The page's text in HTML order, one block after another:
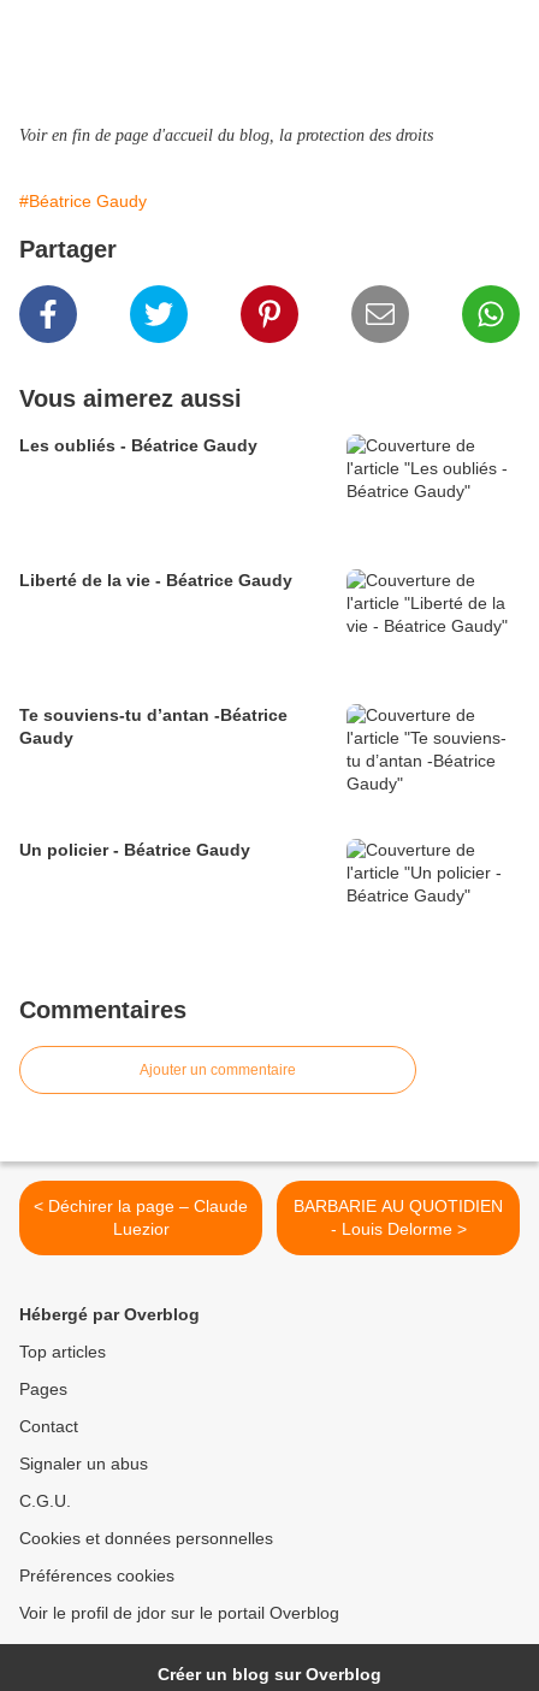
Voir en fin de page d'accueil du blog, la protection des droits
#Béatrice Gaudy
Partager
Vous aimerez aussi
Les oubliés - Béatrice Gaudy
Liberté de la vie - Béatrice Gaudy
Te souviens-tu d’antan -Béatrice
Gaudy
Un policier - Béatrice Gaudy
Commentaires
Ajouter un commentaire
< Déchirer la page – Claude
Luezior
BARBARIE AU QUOTIDIEN
- Louis Delorme >
Hébergé par Overblog
Top articles
Pages
Contact
Signaler un abus
C.G.U.
Cookies et données personnelles
Préférences cookies
Voir le profil de jdor sur le portail Overblog
Créer un blog sur Overblog